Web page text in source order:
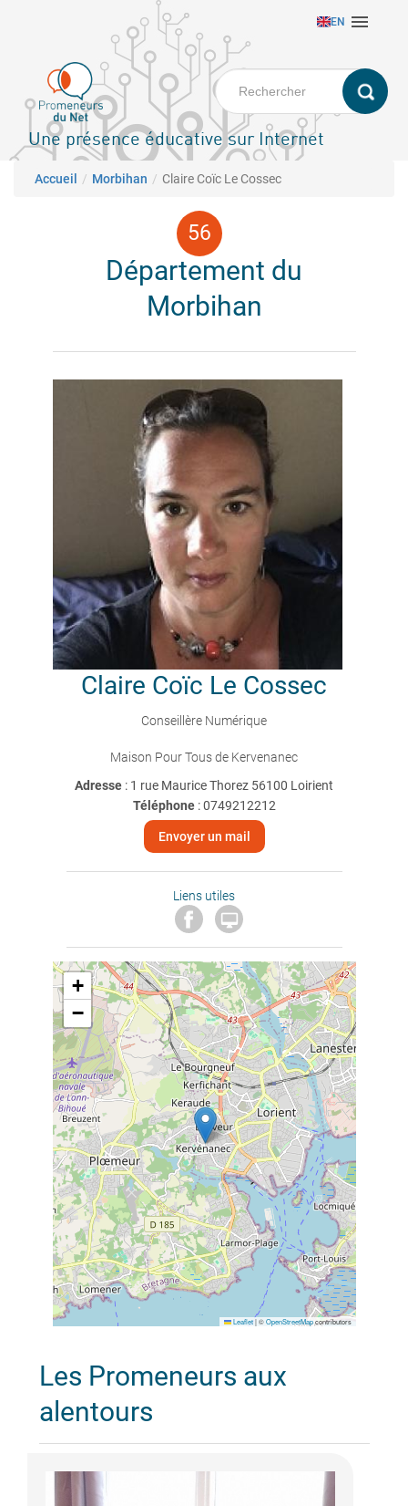
principal
EN 
Une présence éducative sur Internet
Fil d'Ariane
Accueil Morbihan Claire Coïc Le Cossec
Département du
Morbihan
Claire Coïc Le Cossec
Conseillère Numérique
Maison Pour Tous de Kervenanec
Adresse : 1 rue Maurice Thorez 56100 Loirient
Téléphone:0749212212
Envoyer un mail
Liens utiles

+
−
Leaflet |©OpenStreetMapcontributors
Les Promeneurs aux
alentours